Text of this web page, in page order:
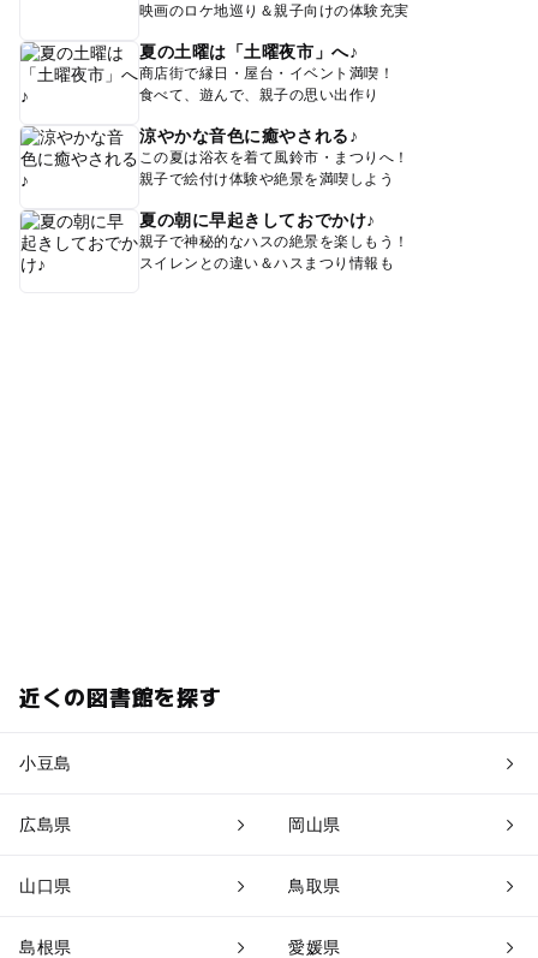
映画のロケ地巡り＆親子向けの体験充実
夏の土曜は「土曜夜市」へ♪
商店街で縁日・屋台・イベント満喫！
食べて、遊んで、親子の思い出作り
涼やかな音色に癒やされる♪
この夏は浴衣を着て風鈴市・まつりへ！
親子で絵付け体験や絶景を満喫しよう
夏の朝に早起きしておでかけ♪
親子で神秘的なハスの絶景を楽しもう！
スイレンとの違い＆ハスまつり情報も
近くの図書館を探す
小豆島
広島県 岡山県
山口県 鳥取県
島根県 愛媛県